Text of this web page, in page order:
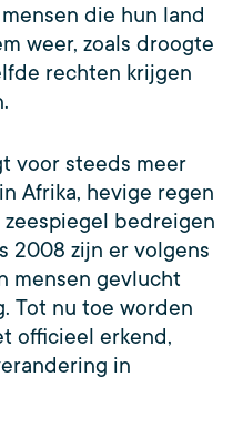
die hun land
weer, zoals droogte
rechten krijgen
voor steeds meer
Afrika, hevige regen
bedreigen
2008 zijn er volgens
mensen gevlucht
Tot nu toe worden
officieel erkend,
in